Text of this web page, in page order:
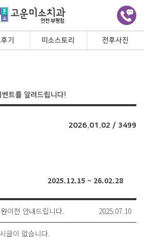
기 미소스토리 전후사진
트를 알려드립니다!
2026.01.02 / 3499
~ 26.02.28
이전 안내드립니다. 2025.07.10
글이 없습니다.